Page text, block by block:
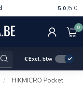
Gratis
5.0 /5.0
0
€Excl. btw
/
HIKMICRO Pocket